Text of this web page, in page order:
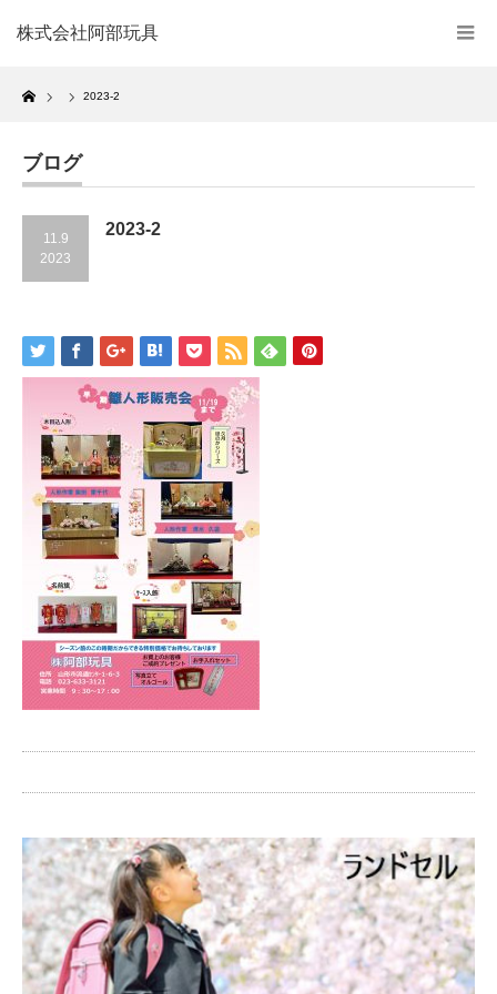
株式会社阿部玩具
Home
2023-2
ブログ
11.9
2023
2023-2